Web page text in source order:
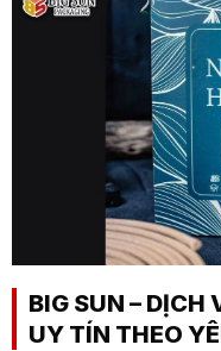
BIG SUN – DỊCH
UY TÍN THEO